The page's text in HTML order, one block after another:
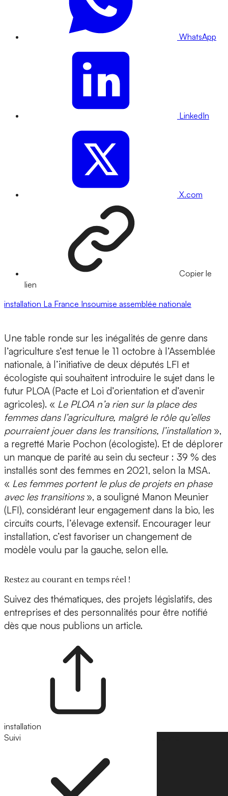
WhatsApp
LinkedIn
X.com
Copier le
lien
installation La France Insoumise assemblée nationale
Une table ronde sur les inégalités de genre dans
l’agriculture s’est tenue le 11 octobre à l’Assemblée
nationale, à l’initiative de deux députés LFI et
écologiste qui souhaitent introduire le sujet dans le
futur PLOA (Pacte et Loi d’orientation et d’avenir
agricoles). « Le PLOA n’a rien sur la place des
femmes dans l’agriculture, malgré le rôle qu’elles
pourraient jouer dans les transitions, l’installation »,
a regretté Marie Pochon (écologiste). Et de déplorer
un manque de parité au sein du secteur : 39 % des
installés sont des femmes en 2021, selon la MSA.
« Les femmes portent le plus de projets en phase
avec les transitions», a souligné Manon Meunier
(LFI), considérant leur engagement dans la bio, les
circuits courts, l’élevage extensif. Encourager leur
installation, c’est favoriser un changement de
modèle voulu par la gauche, selon elle.
Restez au courant en temps réel !
Suivez des thématiques, des projets législatifs, des
entreprises et des personnalités pour être notifié
dès que nous publions un article.
installation
Suivi